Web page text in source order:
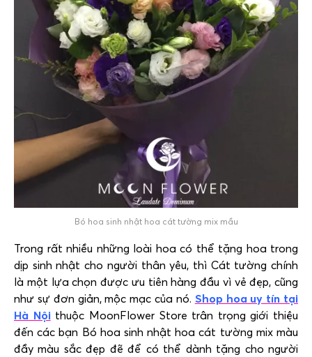
Bó hoa sinh nhật hoa cát tường mix mầu
Trong rất nhiều những loài hoa có thể tặng hoa trong
dịp sinh nhật cho người thân yêu, thì Cát tường chính
là một lựa chọn được ưu tiên hàng đầu vì vẻ đẹp, cũng
như sự đơn giản, mộc mạc của nó. Shop hoa uy tín tại
Hà Nộithuộc MoonFlower Store trân trọng giới thiệu
đến các bạn Bó hoa sinh nhật hoa cát tường mix màu
đầy màu sắc đẹp đẽ để có thể dành tặng cho người